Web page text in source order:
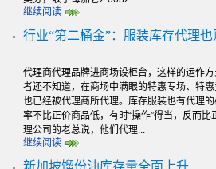
继续阅读
行业“第二桶金”：服装库存代理也
代理商代理品牌进商场设柜台，这样的运作
者还不知道，在商场中满眼的特惠专场、特
也已经被代理商所代理。库存服装也有代理
率不比正价商品低，有时“操作”得当，反而
理公司的老总说，他们代理...
继续阅读
新加坡馏份油库存量全面上升